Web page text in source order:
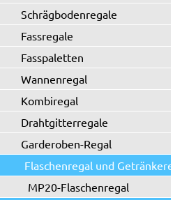
Schrägbodenregale
Fassregale
Fasspaletten
Wannenregal
Kombiregal
Drahtgitterregale
Garderoben-Regal
Flaschenregal und Getränkeregal
MP20-Flaschenregal